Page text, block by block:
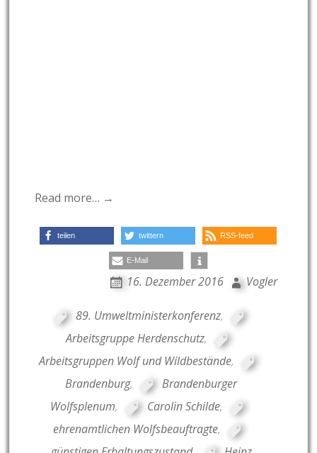
Read more… →
teilen twittern RSS-feed
E-Mail
16. Dezember 2016 Vogler
89. Umweltministerkonferenz,
Arbeitsgruppe Herdenschutz,
Arbeitsgruppen Wolf und Wildbestände,
Brandenburg,
Brandenburger
Wolfsplenum, Carolin Schilde,
ehrenamtlichen Wolfsbeauftragte,